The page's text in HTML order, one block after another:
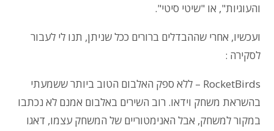
והעוגיות", או "שיטי סיטי".
ועכשיו, אחרי שההבדלים ברורים ככל שניתן, תנו לי לעבור
לסקירה :
RocketBirds – ללא ספק האלבום הטוב ביותר ששמעתי
בהשראת משחק וידאו. רוב השירים באלבום אמנם לא נכתבו
במקור למשחק, אבל האנימטוריים של המשחק עצמו, דאגו